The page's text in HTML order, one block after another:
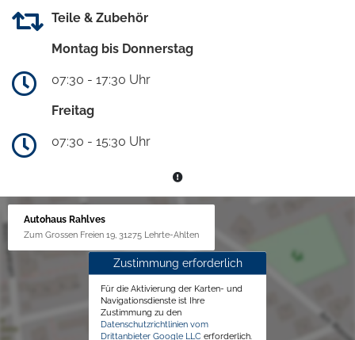
Teile & Zubehör
Montag bis Donnerstag
07:30 - 17:30 Uhr
Freitag
07:30 - 15:30 Uhr
Autohaus Rahlves
Zum Grossen Freien 19, 31275 Lehrte-Ahlten
Zustimmung erforderlich
Für die Aktivierung der Karten- und
Navigationsdienste ist Ihre
Zustimmung zu den
Datenschutzrichtlinien vom
Drittanbieter Google LLC erforderlich.